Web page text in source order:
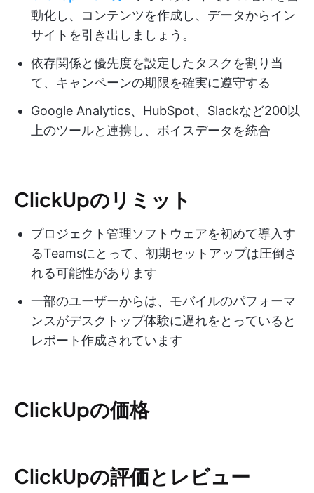
動化し、コンテンツを作成し、データからイン
サイトを引き出しましょう。
依存関係と優先度を設定したタスクを割り当
て、キャンペーンの期限を確実に遵守する
Google Analytics、HubSpot、Slackなど200以
上のツールと連携し、ボイスデータを統合
ClickUpのリミット
プロジェクト管理ソフトウェアを初めて導入す
るTeamsにとって、初期セットアップは圧倒さ
れる可能性があります
一部のユーザーからは、モバイルのパフォーマ
ンスがデスクトップ体験に遅れをとっていると
レポート作成されています
ClickUpの価格
ClickUpの評価とレビュー